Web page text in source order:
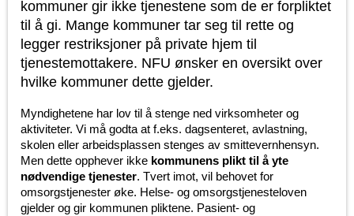
kommuner gir ikke tjenestene som de er forpliktet
til å gi. Mange kommuner tar seg til rette og
legger restriksjoner på private hjem til
tjenestemottakere. NFU ønsker en oversikt over
hvilke kommuner dette gjelder.
Myndighetene har lov til å stenge ned virksomheter og
aktiviteter. Vi må godta at f.eks. dagsenteret, avlastning,
skolen eller arbeidsplassen stenges av smittevernhensyn.
Men dette opphever ikke kommunens plikt til å yte
nødvendige tjenester. Tvert imot, vil behovet for
omsorgstjenester øke. Helse- og omsorgstjenesteloven
gjelder og gir kommunen pliktene. Pasient- og